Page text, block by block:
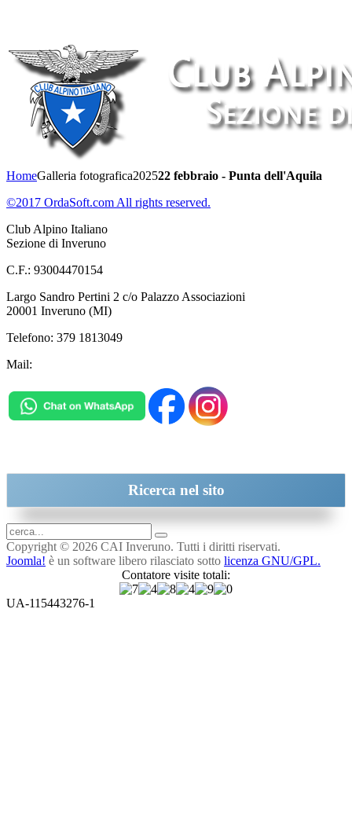
HomeGalleria fotografica202522 febbraio - Punta dell'Aquila
©2017 OrdaSoft.com All rights reserved.
Club Alpino Italiano
Sezione di Inveruno
C.F.: 93004470154
Largo Sandro Pertini 2 c/o Palazzo Associazioni
20001 Inveruno (MI)
Telefono: 379 1813049
Mail:
Ricerca nel sito
Copyright © 2026 CAI Inveruno. Tutti i diritti riservati.
Joomla! è un software libero rilasciato sotto licenza GNU/GPL.
Contatore visite totali:
UA-115443276-1